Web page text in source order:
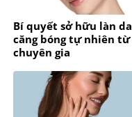
Bí quyết sở hữu làn da
căng bóng tự nhiên từ
chuyên gia